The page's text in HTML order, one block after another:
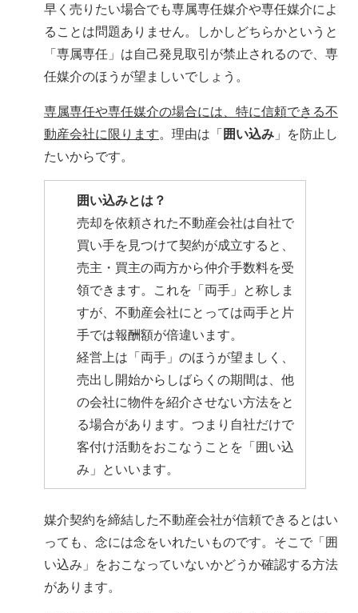
早く売りたい場合でも専属専任媒介や専任媒介によ
ることは問題ありません。しかしどちらかというと
「専属専任」は自己発見取引が禁止されるので、専
任媒介のほうが望ましいでしょう。
専属専任や専任媒介の場合には、特に信頼できる不
動産会社に限ります。理由は「 囲い込み 」を防止し
たいからです。
囲い込みとは？
売却を依頼された不動産会社は自社で
買い手を見つけて契約が成立すると、
売主・買主の両方から仲介手数料を受
領できます。これを「両手」と称しま
すが、不動産会社にとっては両手と片
手では報酬額が倍違います。
経営上は「両手」のほうが望ましく、
売出し開始からしばらくの期間は、他
の会社に物件を紹介させない方法をと
る場合があります。つまり自社だけで
客付け活動をおこなうことを「囲い込
み」といいます。
媒介契約を締結した不動産会社が信頼できるとはい
っても、念には念をいれたいものです。そこで「囲
い込み」をおこなっていないかどうか確認する方法
があります。